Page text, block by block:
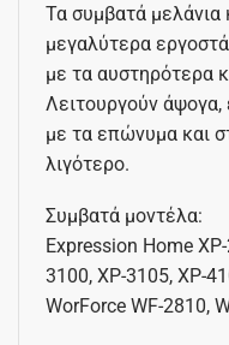
Τα συμβατά μελάνια
μεγαλύτερα
με τα αυστηρότερα
Λειτουργούν άψογα,
με τα επώνυμα και
λιγότερο.
Συμβατά μοντέλα:
Expression Home
3100, XP-3105, XP-
WorForce WF-2810,